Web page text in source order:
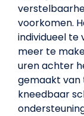
voorkomen.
individueel te
meer te
uren achter
gemaakt van
kneedbaar